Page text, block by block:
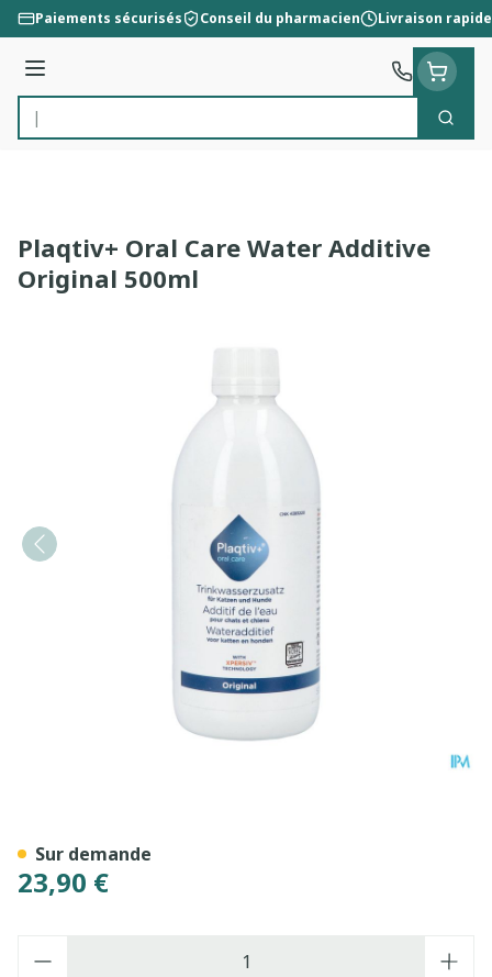
Aller au contenu
Paiements sécurisés Conseil du pharmacien Livraison rapide
Menu
Rechercher
Plaqtiv+ Oral Care Water Additive
Original 500ml
23,90 €
Sur demande